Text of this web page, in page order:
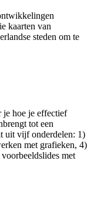
kaarten van
steden om te
je hoe je effectief
tot een
uit vijf onderdelen: 1)
met grafieken, 4)
met